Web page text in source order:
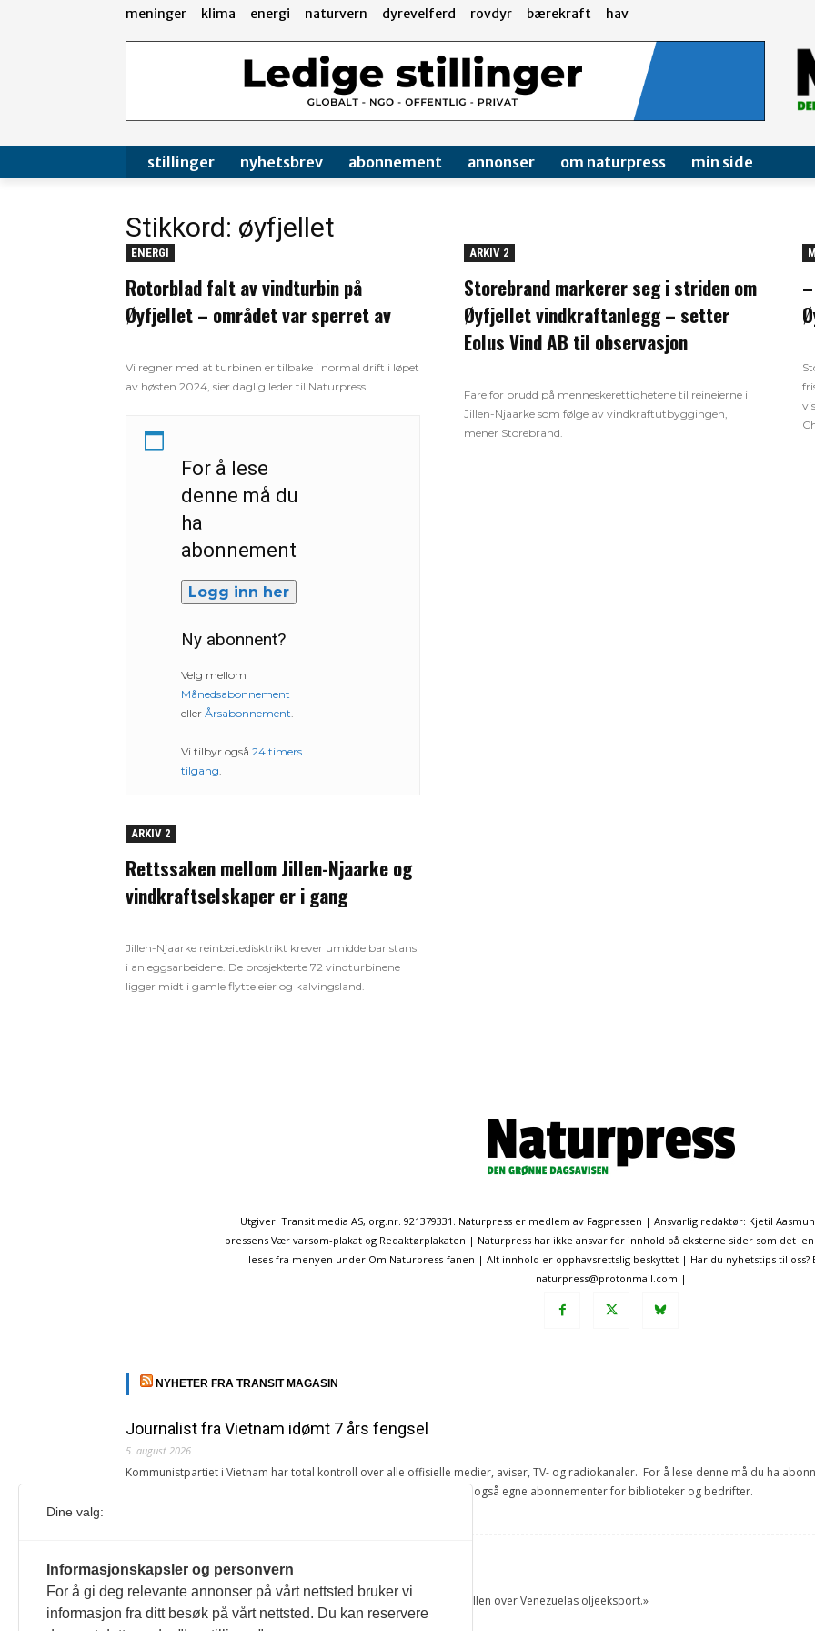
meninger klima energi naturvern dyrevelferd rovdyr bærekraft hav
stillinger nyhetsbrev abonnement annonser om naturpress min side
Stikkord: øyfjellet
ENERGI
Rotorblad falt av vindturbin på
Øyfjellet – området var sperret av
Vi regner med at turbinen er tilbake i normal drift i løpet
av høsten 2024, sier daglig leder til Naturpress.
For å lese
denne må du
ha
abonnement
Logg inn her
Ny abonnent?
Velg mellom
Månedsabonnement
eller Årsabonnement.
Vi tilbyr også 24 timers
tilgang.
ARKIV 2
Storebrand markerer seg i striden om
Øyfjellet vindkraftanlegg – setter
Eolus Vind AB til observasjon
Fare for brudd på menneskerettighetene til reineierne i
Jillen-Njaarke som følge av vindkraftutbyggingen,
mener Storebrand.
ARKIV 2
Rettssaken mellom Jillen-Njaarke og
vindkraftselskaper er i gang
Jillen-Njaarke reinbeitedisktrikt krever umiddelbar stans
i anleggsarbeidene. De prosjekterte 72 vindturbinene
ligger midt i gamle flytteleier og kalvingsland.
Utgiver: Transit media AS, org.nr. 921379331. Naturpress er medlem av Fagpressen | Ansvarlig redaktør: Kjetil
pressens Vær varsom-plakat og Redaktørplakaten | Naturpress har ikke ansvar for innhold på eksterne sider som det
leses fra menyen under Om Naturpress-fanen | Alt innhold er opphavsrettslig beskyttet | Har du nyhetstips til oss?
naturpress@protonmail.com |
NYHETER FRA TRANSIT MAGASIN
Journalist fra Vietnam idømt 7 års fengsel
5. august 2026
Kommunistpartiet i Vietnam har total kontroll over alle offisielle medier, aviser, TV- og radiokanaler. For å lese denne må du ha
Årsabonnement, Månedsabonnement eller 24-timers tilgang. Vi har også egne abonnementer for biblioteker og bedrifter.
4. august 2026
« Etter at Maduro ble tatt til fange i januar 2026, overtok USA kontrollen over Venezuelas oljeeksport.»
Sonia Zapata, jurist
Dine valg:
Informasjonskapsler og personvern
For å gi deg relevante annonser på vårt nettsted bruker vi
informasjon fra ditt besøk på vårt nettsted. Du kan reservere